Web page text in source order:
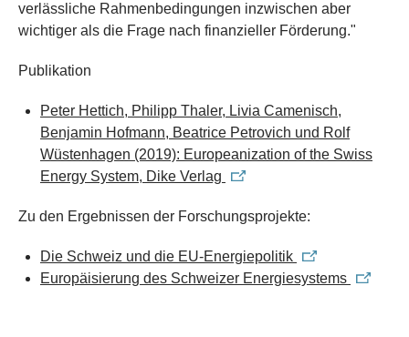
verlässliche Rahmenbedingungen inzwischen aber
wichtiger als die Frage nach finanzieller Förderung."
Publikation
Peter Hettich, Philipp Thaler, Livia Camenisch,
Benjamin Hofmann, Beatrice Petrovich und Rolf
Wüstenhagen (2019): Europeanization of the Swiss
Energy System, Dike Verlag
Zu den Ergebnissen der Forschungsprojekte:
Die Schweiz und die EU-Energiepolitik
Europäisierung des Schweizer Energiesystems